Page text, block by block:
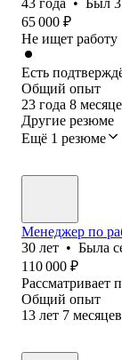
65 000 ₽
Не ищет работу
Есть
Общий опыт
23 года 8
Другие резюме
Ещё 1 резюме
Менеджер по
30 лет • Была
110 000 ₽
Рассматривает
Общий опыт
13 лет 7 месяцев